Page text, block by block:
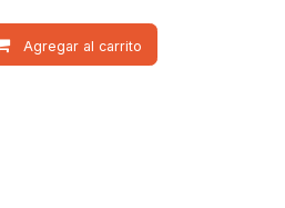
Agregar al carrito